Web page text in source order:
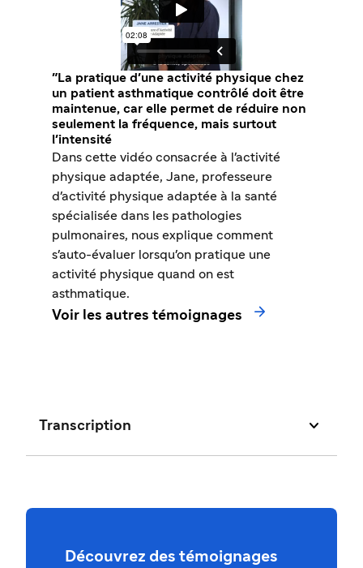
"La pratique d'une activité physique chez
un patient asthmatique contrôlé doit être
maintenue, car elle permet de réduire non
seulement la fréquence, mais surtout
l'intensité
Dans cette vidéo consacrée à l'activité
physique adaptée, Jane, professeure
d'activité physique adaptée à la santé
spécialisée dans les pathologies
pulmonaires, nous explique comment
s'auto-évaluer lorsqu'on pratique une
activité physique quand on est
asthmatique.
Voir les autres témoignages 
Transcription 
Découvrez des témoignages